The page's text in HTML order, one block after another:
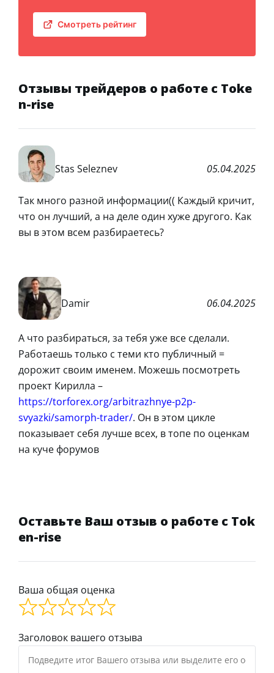
Смотреть рейтинг
Отзывы трейдеров о работе с Toke
n-rise
Stas Seleznev 05.04.2025
Так много разной информации(( Каждый кричит,
что он лучший, а на деле один хуже другого. Как
вы в этом всем разбираетесь?
Damir 06.04.2025
А что разбираться, за тебя уже все сделали.
Работаешь только с теми кто публичный =
дорожит своим именем. Можешь посмотреть
проект Кирилла –
https://torforex.org/arbitrazhnye-p2p-
svyazki/samorph-trader/. Он в этом цикле
показывает себя лучше всех, в топе по оценкам
на куче форумов
Оставьте Ваш отзыв о работе с Tok
en-rise
Ваша общая оценка
Заголовок вашего отзыва